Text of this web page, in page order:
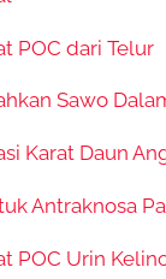
POC dari Telur
Sawo
Karat Daun
Antraknosa
POC Urin